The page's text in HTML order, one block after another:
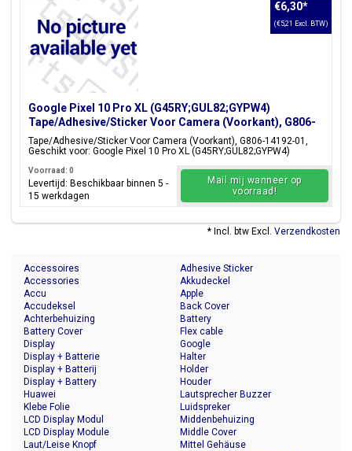
Google Pixel 10 Pro XL (G45RY;GUL82;GYPW4)
Tape/Adhesive/Sticker Voor Camera (Voorkant), G806-
14192-01
Tape/Adhesive/Sticker Voor Camera (Voorkant), G806-14192-01,
Geschikt voor: Google Pixel 10 Pro XL (G45RY;GUL82;GYPW4)
€6,30*
(€5,21 Excl. BTW)
Voorraad: 0
Levertijd: Beschikbaar binnen 5 -
15 werkdagen
Mail mij wanneer op
voorraad!
* Incl. btw Excl. Verzendkosten
Accessoires
Accessories
Accu
Accudeksel
Achterbehuizing
Adhesive Sticker
Akkudeckel
Apple
Back Cover
Battery
Battery Cover
Display
Display + Batterie
Display + Batterij
Display + Battery
Flex cable
Google
Halter
Holder
Houder
Huawei
Klebe Folie
LCD Display Modul
LCD Display Module
Laut/Leise Knopf
Lautsprecher Buzzer
Luidspreker
Middenbehuizing
Middle Cover
Mittel Gehäuse